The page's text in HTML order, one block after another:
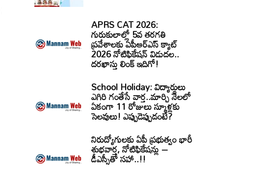
APRS CAT 2026:
గురుకులాల్లో 5వ తరగతి
ప్రవేశాలకు ఏపీఆర్‌ఎస్‌ క్యాట్‌
2026 నోటిఫికేషన్‌ విడుదల..
దరఖాస్తు లింక్‌ ఇదిగో!
School Holiday: విద్యార్థులు
ఎగిరి గంతేసే వార్త..మార్చి నెలలో
ఏకంగా 11 రోజులు స్కూళ్లకు
సెలవులు! ఎప్పుడెప్పుడంటే?
నిరుద్యోగులకు ఏపీ ప్రభుత్వం భారీ
శుభవార్త, నోటిఫికేషన్లు –
డీఎస్సీతో సహా..!!